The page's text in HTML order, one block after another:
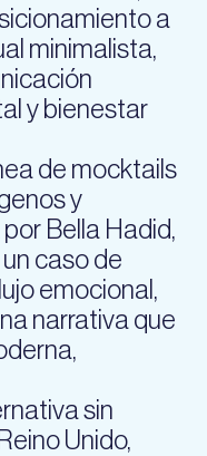
a
minimalista,
y bienestar
de mocktails
y
Bella Hadid,
caso de
emocional,
narrativa que
sin
Unido,